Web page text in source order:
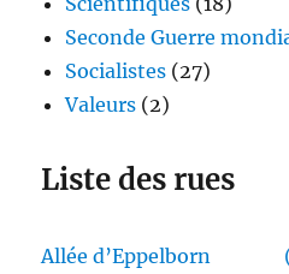
Seconde Guerre
Socialistes (27)
Valeurs (2)
Liste des rues
Allée d’Eppelborn